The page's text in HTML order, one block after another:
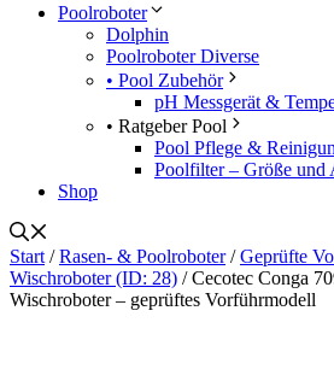
Poolroboter
Dolphin
Poolroboter Diverse
• Pool Zubehör
pH Messgerät &
• Ratgeber Pool
Pool Pflege &
Poolfilter – Größe und
Shop
Start /Rasen- & Poolroboter/Geprüfte
Wischroboter (ID: 28) / Cecotec Conga
Wischroboter – geprüftes Vorführmodell